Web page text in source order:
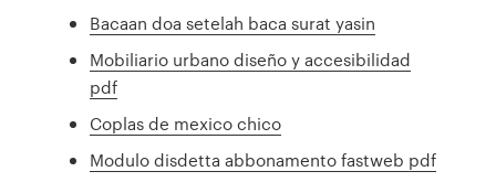
Bacaan doa setelah baca surat yasin
Mobiliario urbano diseño y accesibilidad
pdf
Coplas de mexico chico
Modulo disdetta abbonamento fastweb pdf